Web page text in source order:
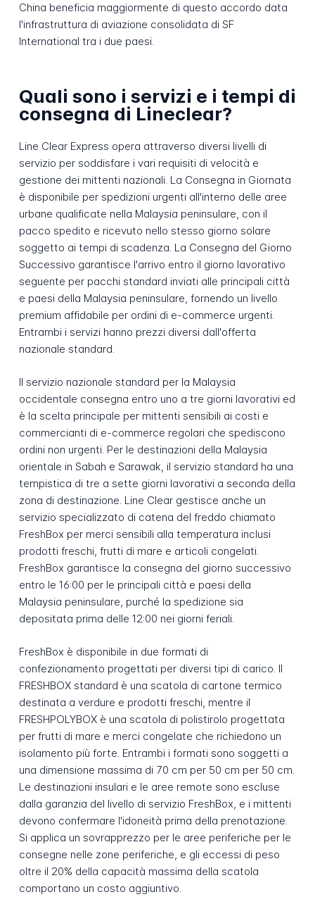
China beneficia maggiormente di questo accordo data
l'infrastruttura di aviazione consolidata di SF
International tra i due paesi.
Quali sono i servizi e i tempi di
consegna di Lineclear?
Line Clear Express opera attraverso diversi livelli di
servizio per soddisfare i vari requisiti di velocità e
gestione dei mittenti nazionali. La Consegna in Giornata
è disponibile per spedizioni urgenti all'interno delle aree
urbane qualificate nella Malaysia peninsulare, con il
pacco spedito e ricevuto nello stesso giorno solare
soggetto ai tempi di scadenza. La Consegna del Giorno
Successivo garantisce l'arrivo entro il giorno lavorativo
seguente per pacchi standard inviati alle principali città
e paesi della Malaysia peninsulare, fornendo un livello
premium affidabile per ordini di e-commerce urgenti.
Entrambi i servizi hanno prezzi diversi dall'offerta
nazionale standard.
Il servizio nazionale standard per la Malaysia
occidentale consegna entro uno a tre giorni lavorativi ed
è la scelta principale per mittenti sensibili ai costi e
commercianti di e-commerce regolari che spediscono
ordini non urgenti. Per le destinazioni della Malaysia
orientale in Sabah e Sarawak, il servizio standard ha una
tempistica di tre a sette giorni lavorativi a seconda della
zona di destinazione. Line Clear gestisce anche un
servizio specializzato di catena del freddo chiamato
FreshBox per merci sensibili alla temperatura inclusi
prodotti freschi, frutti di mare e articoli congelati.
FreshBox garantisce la consegna del giorno successivo
entro le 16:00 per le principali città e paesi della
Malaysia peninsulare, purché la spedizione sia
depositata prima delle 12:00 nei giorni feriali.
FreshBox è disponibile in due formati di
confezionamento progettati per diversi tipi di carico. Il
FRESHBOX standard è una scatola di cartone termico
destinata a verdure e prodotti freschi, mentre il
FRESHPOLYBOX è una scatola di polistirolo progettata
per frutti di mare e merci congelate che richiedono un
isolamento più forte. Entrambi i formati sono soggetti a
una dimensione massima di 70 cm per 50 cm per 50 cm.
Le destinazioni insulari e le aree remote sono escluse
dalla garanzia del livello di servizio FreshBox, e i mittenti
devono confermare l'idoneità prima della prenotazione.
Si applica un sovrapprezzo per le aree periferiche per le
consegne nelle zone periferiche, e gli eccessi di peso
oltre il 20% della capacità massima della scatola
comportano un costo aggiuntivo.